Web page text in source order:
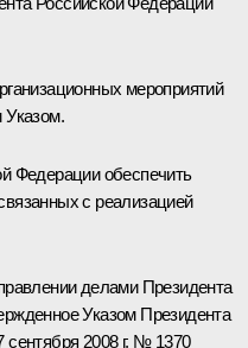
мероприятий
Указом.
Федерации обеспечить
с реализацией
делами Президента
Указом Президента
сентября 2008 г. № 1370